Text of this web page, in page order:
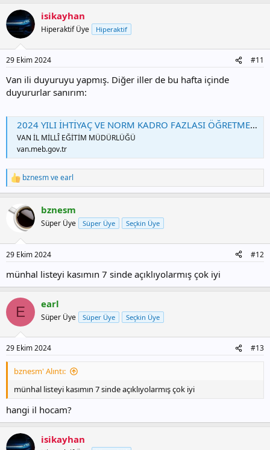
isikayhan
Hiperaktif Üye Hiperaktif
29 Ekim 2024 #11
Van ili duyuruyu yapmış. Diğer iller de bu hafta içinde
duyururlar sanırım:
2024 YILI İHTİYAÇ VE NORM KADRO FAZLASI ÖĞRETMENLERİN ATAMALARI
VAN İL MİLLÎ EĞİTİM MÜDÜRLÜĞÜ
van.meb.gov.tr
T
e
k
:
bznesmveearl
bznesm
Süper Üye Süper Üye Seçkin Üye
29 Ekim 2024 #12
münhal listeyi kasımın 7 sinde açıklıyolarmış çok iyi
E earl
Süper Üye Süper Üye Seçkin Üye
29 Ekim 2024 #13
bznesm' Alıntı:
münhal listeyi kasımın 7 sinde açıklıyolarmış çok iyi
hangi il hocam?
isikayhan